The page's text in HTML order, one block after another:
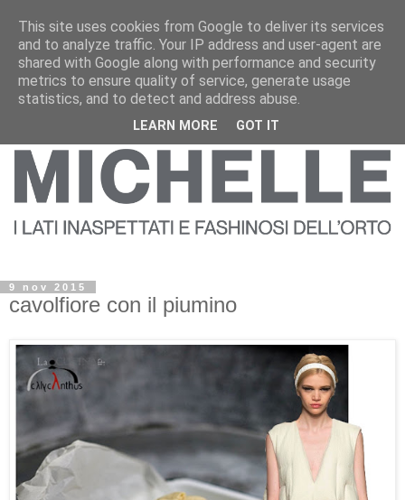
9 nov 2015
cavolfiore con il piumino
This site uses cookies from Google to deliver its services
and to analyze traffic. Your IP address and user-agent are
shared with Google along with performance and security
metrics to ensure quality of service, generate usage
statistics, and to detect and address abuse.
LEARN MORE GOT IT